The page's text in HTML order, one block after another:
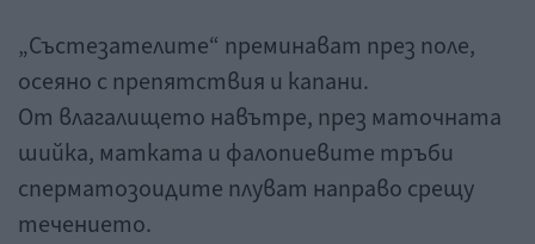
„Състезателите“ преминават през поле,
осеяно с препятствия и капани.
От влагалището навътре, през маточната
шийка, матката и фалопиевите тръби
сперматозоидите плуват направо срещу
течението.